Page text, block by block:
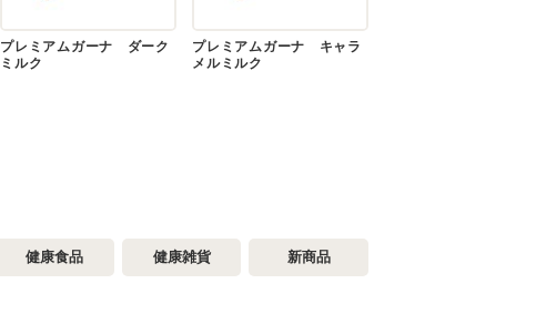
プレミアムガーナ ダーク
ミルク
プレミアムガーナ キャラ
メルミルク
健康食品 健康雑貨 新商品